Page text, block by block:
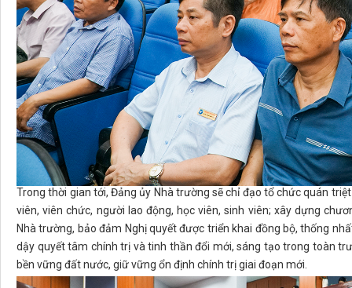
Trong thời gian tới, Đảng ủy Nhà trường sẽ chỉ đạo tổ chức quán
viên, viên chức, người lao động, học viên, sinh viên; xây dựng
Nhà trường, bảo đảm Nghị quyết được triển khai đồng bộ, thống
dậy quyết tâm chính trị và tinh thần đổi mới, sáng tạo trong toàn
bền vững đất nước, giữ vững ổn định chính trị giai đoạn mới.